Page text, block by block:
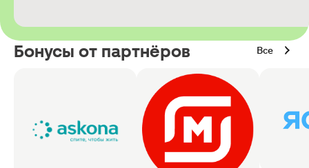
Бонусы от партнёров Все